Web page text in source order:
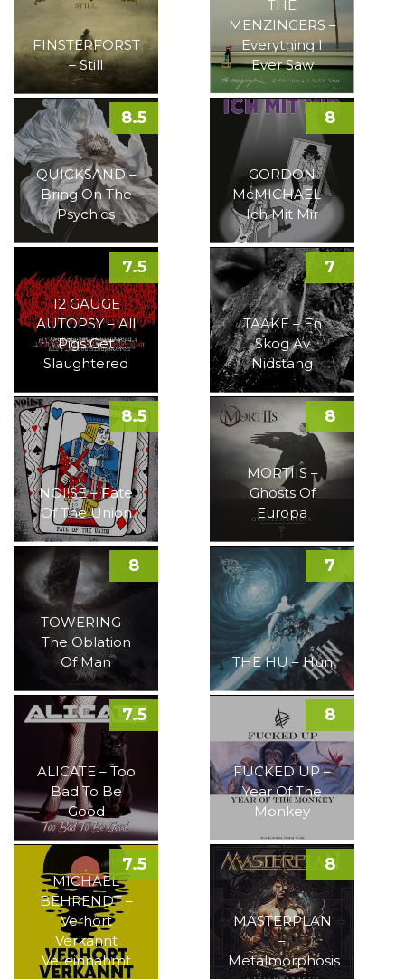
FINSTERFORST
– Still
THE
MENZINGERS –
Everything I
Ever Saw
QUICKSAND –
Bring On The
Psychics
8.5
GORDON
McMICHAEL –
Ich Mit Mir
8
12 GAUGE
AUTOPSY – All
Pigs Get
Slaughtered
7.5
TAAKE – En
Skog Av
Nidstang
7
NOI!SE – Fate
Of The Union
8.5
MORTIIS –
Ghosts Of
Europa
8
TOWERING –
The Oblation
Of Man
8
THE HU – Hun
7
ALICATE – Too
Bad To Be
Good
7.5
FUCKED UP –
Year Of The
Monkey
8
MICHAEL
BEHRENDT –
Verhört
Verkannt
Vereinnahmt
7.5
MASTERPLAN
–
Metalmorphosis
8